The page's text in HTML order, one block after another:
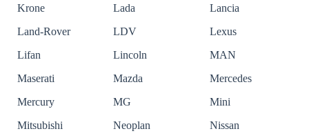
Krone
Lada
Lancia
Land-Rover
LDV
Lexus
Lifan
Lincoln
MAN
Maserati
Mazda
Mercedes
Mercury
MG
Mini
Mitsubishi
Neoplan
Nissan